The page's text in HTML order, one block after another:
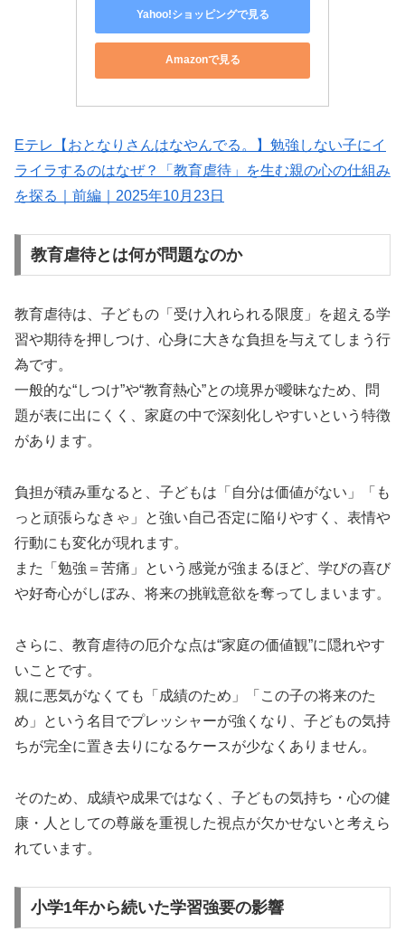
Yahoo!ショッピングで見る
Amazonで見る
Eテレ【おとなりさんはなやんでる。】勉強しない子にイ
ライラするのはなぜ？「教育虐待」を生む親の心の仕組み
を探る｜前編｜2025年10月23日
教育虐待とは何が問題なのか
教育虐待は、子どもの「受け入れられる限度」を超える学
習や期待を押しつけ、心身に大きな負担を与えてしまう行
為です。
一般的な“しつけ”や“教育熱心”との境界が曖昧なため、問
題が表に出にくく、家庭の中で深刻化しやすいという特徴
があります。
負担が積み重なると、子どもは「自分は価値がない」「も
っと頑張らなきゃ」と強い自己否定に陥りやすく、表情や
行動にも変化が現れます。
また「勉強＝苦痛」という感覚が強まるほど、学びの喜び
や好奇心がしぼみ、将来の挑戦意欲を奪ってしまいます。
さらに、教育虐待の厄介な点は“家庭の価値観”に隠れやす
いことです。
親に悪気がなくても「成績のため」「この子の将来のた
め」という名目でプレッシャーが強くなり、子どもの気持
ちが完全に置き去りになるケースが少なくありません。
そのため、成績や成果ではなく、子どもの気持ち・心の健
康・人としての尊厳を重視した視点が欠かせないと考えら
れています。
小学1年から続いた学習強要の影響